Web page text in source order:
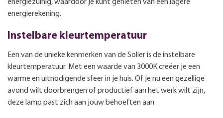
energiezuinig, waardoor je kunt genieten van een lagere
energierekening.
Instelbare kleurtemperatuur
Een van de unieke kenmerken van de Soller is de instelbare
kleurtemperatuur. Met een waarde van 3000K creëer je een
warme en uitnodigende sfeer in je huis. Of je nu een gezellige
avond wilt doorbrengen of productief aan het werk wilt zijn,
deze lamp past zich aan jouw behoeften aan.